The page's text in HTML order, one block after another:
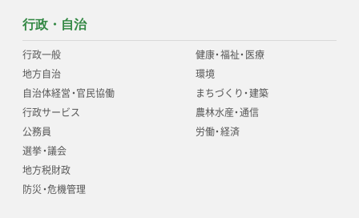
行政・自治
行政一般
地方自治
自治体経営・官民協働
行政サービス
公務員
選挙・議会
地方税財政
防災・危機管理
健康・福祉・医療
環境
まちづくり・建築
農林水産・通信
労働・経済